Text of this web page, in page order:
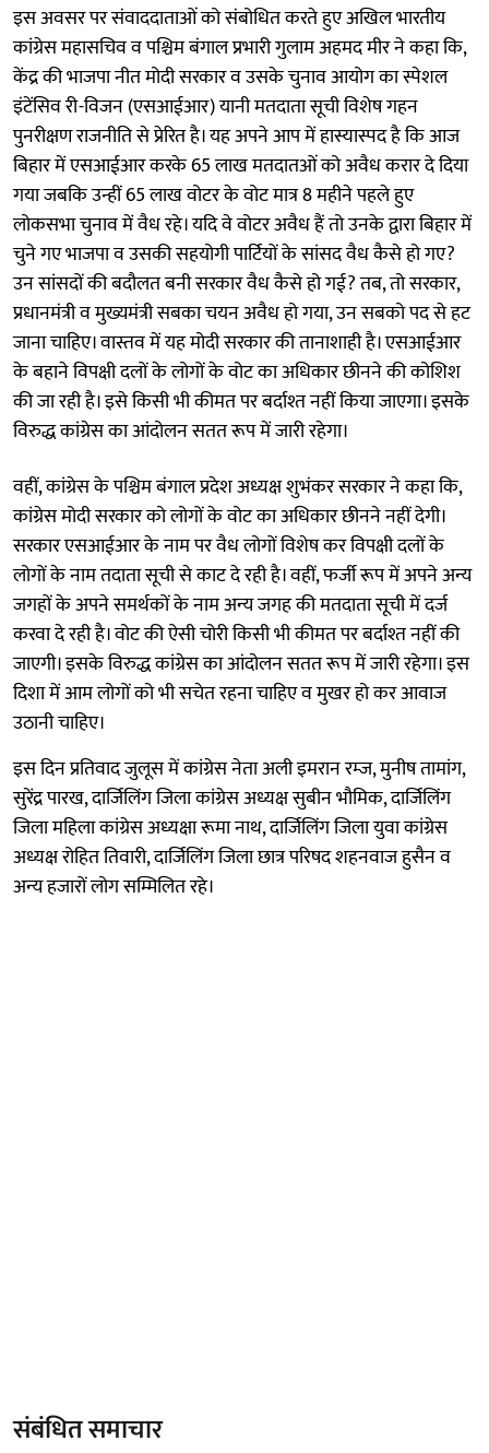
इस अवसर पर संवाददाताओं को संबोधित करते हुए अखिल भारतीय
कांग्रेस महासचिव व पश्चिम बंगाल प्रभारी गुलाम अहमद मीर ने कहा कि,
केंद्र की भाजपा नीत मोदी सरकार व उसके चुनाव आयोग का स्पेशल
इंटेंसिव री-विजन (एसआईआर) यानी मतदाता सूची विशेष गहन
पुनरीक्षण राजनीति से प्रेरित है। यह अपने आप में हास्यास्पद है कि आज
बिहार में एसआईआर करके 65 लाख मतदातओं को अवैध करार दे दिया
गया जबकि उन्हीं 65 लाख वोटर के वोट मात्र 8 महीने पहले हुए
लोकसभा चुनाव में वैध रहे। यदि वे वोटर अवैध हैं तो उनके द्वारा बिहार में
चुने गए भाजपा व उसकी सहयोगी पार्टियों के सांसद वैध कैसे हो गए?
उन सांसदों की बदौलत बनी सरकार वैध कैसे हो गई? तब, तो सरकार,
प्रधानमंत्री व मुख्यमंत्री सबका चयन अवैध हो गया, उन सबको पद से हट
जाना चाहिए। वास्तव में यह मोदी सरकार की तानाशाही है। एसआईआर
के बहाने विपक्षी दलों के लोगों के वोट का अधिकार छीनने की कोशिश
की जा रही है। इसे किसी भी कीमत पर बर्दाश्त नहीं किया जाएगा। इसके
विरुद्ध कांग्रेस का आंदोलन सतत रूप में जारी रहेगा।
वहीं, कांग्रेस के पश्चिम बंगाल प्रदेश अध्यक्ष शुभंकर सरकार ने कहा कि,
कांग्रेस मोदी सरकार को लोगों के वोट का अधिकार छीनने नहीं देगी।
सरकार एसआईआर के नाम पर वैध लोगों विशेष कर विपक्षी दलों के
लोगों के नाम तदाता सूची से काट दे रही है। वहीं, फर्जी रूप में अपने अन्य
जगहों के अपने समर्थकों के नाम अन्य जगह की मतदाता सूची में दर्ज
करवा दे रही है। वोट की ऐसी चोरी किसी भी कीमत पर बर्दाश्त नहीं की
जाएगी। इसके विरुद्ध कांग्रेस का आंदोलन सतत रूप में जारी रहेगा। इस
दिशा में आम लोगों को भी सचेत रहना चाहिए व मुखर हो कर आवाज
उठानी चाहिए।
इस दिन प्रतिवाद जुलूस में कांग्रेस नेता अली इमरान रम्ज, मुनीष तामांग,
सुरेंद्र पारख, दार्जिलिंग जिला कांग्रेस अध्यक्ष सुबीन भौमिक, दार्जिलिंग
जिला महिला कांग्रेस अध्यक्षा रूमा नाथ, दार्जिलिंग जिला युवा कांग्रेस
अध्यक्ष रोहित तिवारी, दार्जिलिंग जिला छात्र परिषद शहनवाज हुसैन व
अन्य हजारों लोग सम्मिलित रहे।
संबंधित समाचार